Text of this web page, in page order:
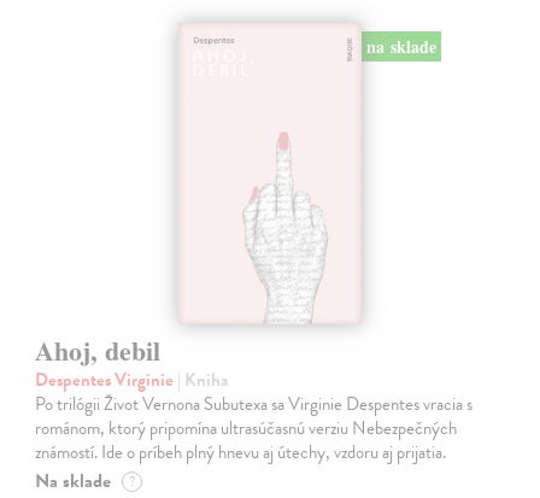
na sklade
Ahoj, debil
Despentes Virginie | Kniha
Po trilógii Život Vernona Subutexa sa Virginie Despentes vracia s
románom, ktorý pripomína ultrasúčasnú verziu Nebezpečných
známostí. Ide o príbeh plný hnevu aj útechy, vzdoru aj prijatia.
Na sklade ?